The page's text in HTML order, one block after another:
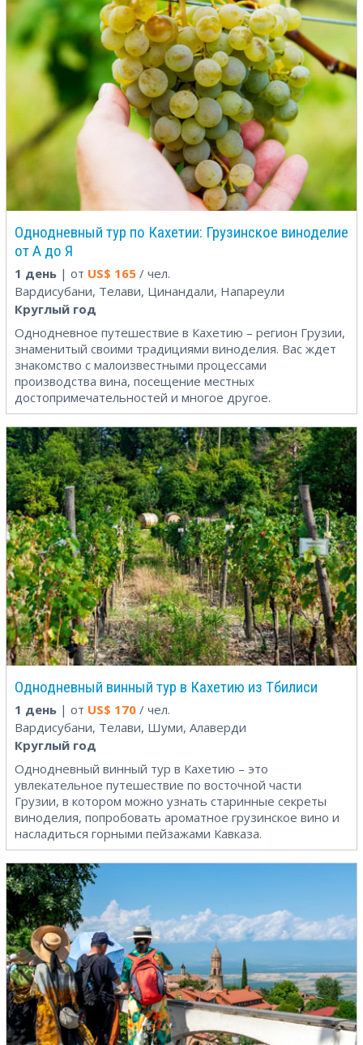
Однодневный тур по Кахетии: Грузинское виноделие
от А до Я
1 день | от US$ 165 / чел.
Вардисубани, Телави, Цинандали, Напареули
Круглый год
Однодневное путешествие в Кахетию – регион Грузии,
знаменитый своими традициями виноделия. Вас ждет
знакомство с малоизвестными процессами
производства вина, посещение местных
достопримечательностей и многое другое.
Однодневный винный тур в Кахетию из Тбилиси
1 день | от US$ 170 / чел.
Вардисубани, Телави, Шуми, Алаверди
Круглый год
Однодневный винный тур в Кахетию – это
увлекательное путешествие по восточной части
Грузии, в котором можно узнать старинные секреты
виноделия, попробовать ароматное грузинское вино и
насладиться горными пейзажами Кавказа.